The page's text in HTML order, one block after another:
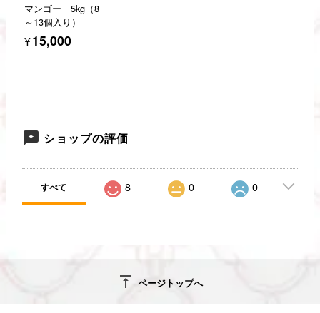
マンゴー 5kg（8
～13個入り）
¥15,000
ショップの評価
すべて 8 0 0
vertical_align_top ページトップへ